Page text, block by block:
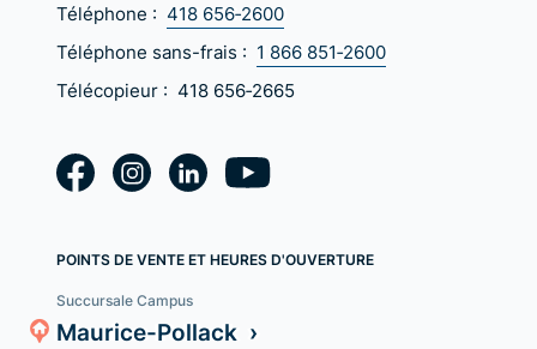
Téléphone : 418 656‑2600
Téléphone sans-frais : 1 866 851‑2600
Télécopieur : 418 656‑2665
POINTS DE VENTE ET HEURES D'OUVERTURE
Succursale Campus
Maurice-Pollack ›